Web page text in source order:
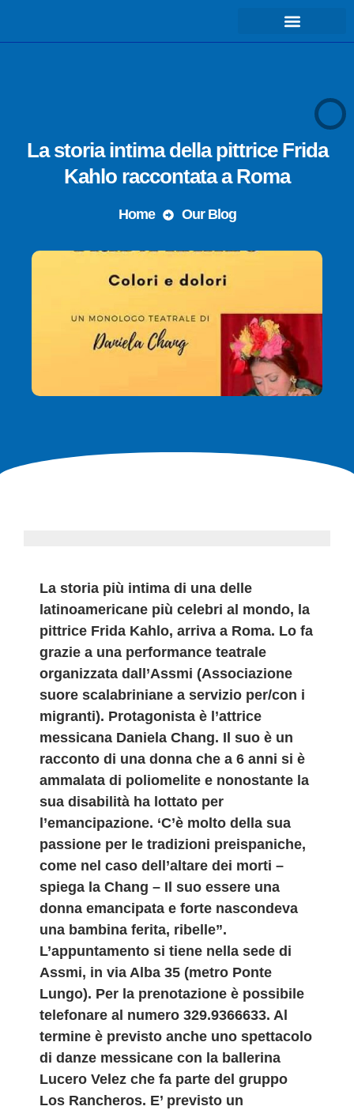
La storia intima della pittrice Frida
Kahlo raccontata a Roma
Home Our Blog
La storia più intima di una delle
latinoamericane più celebri al mondo, la
pittrice Frida Kahlo, arriva a Roma. Lo fa
grazie a una performance teatrale
organizzata dall’Assmi (Associazione
suore scalabriniane a servizio per/con i
migranti). Protagonista è l’attrice
messicana Daniela Chang. Il suo è un
racconto di una donna che a 6 anni si è
ammalata di poliomelite e nonostante la
sua disabilità ha lottato per
l’emancipazione. ‘C’è molto della sua
passione per le tradizioni preispaniche,
come nel caso dell’altare dei morti –
spiega la Chang – Il suo essere una
donna emancipata e forte nascondeva
una bambina ferita, ribelle”.
L’appuntamento si tiene nella sede di
Assmi, in via Alba 35 (metro Ponte
Lungo). Per la prenotazione è possibile
telefonare al numero 329.9366633. Al
termine è previsto anche uno spettacolo
di danze messicane con la ballerina
Lucero Velez che fa parte del gruppo
Los Rancheros. E’ previsto un